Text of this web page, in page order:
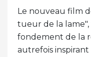
Le nouveau film
tueur de la
fondement de la
autrefois